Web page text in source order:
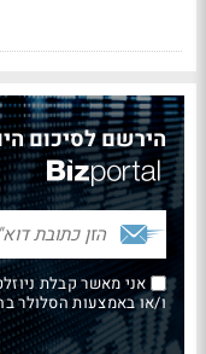
הירשם לסיכום
אני מאשר קבלת
ו/או באמצעות הסלולר בהתאם